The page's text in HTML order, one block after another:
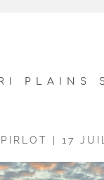
PLAINS
17